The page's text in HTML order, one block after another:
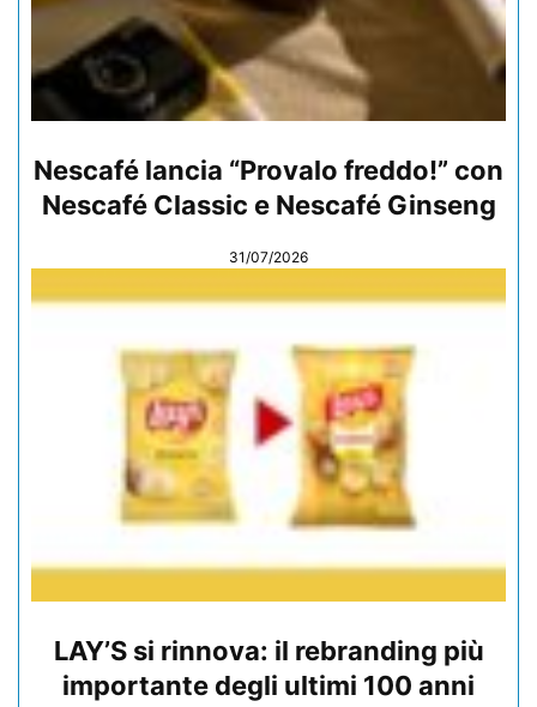
Nescafé lancia “Provalo freddo!” con
Nescafé Classic e Nescafé Ginseng
31/07/2026
LAY’S si rinnova: il rebranding più
importante degli ultimi 100 anni